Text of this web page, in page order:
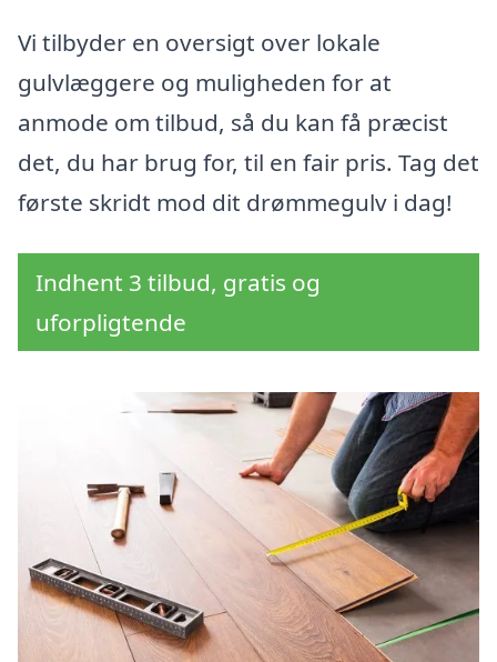
Vi tilbyder en oversigt over lokale
gulvlæggere og muligheden for at
anmode om tilbud, så du kan få præcist
det, du har brug for, til en fair pris. Tag det
første skridt mod dit drømmegulv i dag!
Indhent 3 tilbud, gratis og
uforpligtende